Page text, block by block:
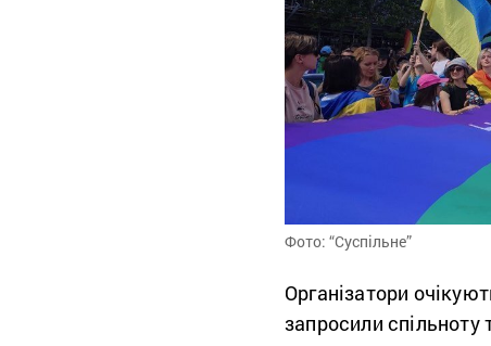
Фото: “Суспільне”
Організатори
запросили спільноту